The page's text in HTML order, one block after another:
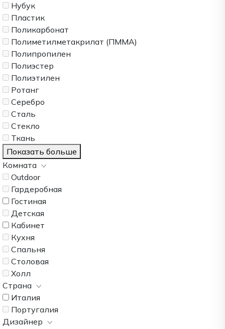
Нубук
Пластик
Поликарбонат
Полиметилметакрилат (ПММА)
Полипропилен
Полиэстер
Полиэтилен
Ротанг
Серебро
Сталь
Стекло
Ткань
Показать больше
Комната
Outdoor
Гардеробная
Гостиная
Детская
Кабинет
Кухня
Спальня
Столовая
Холл
Страна
Италия
Португалия
Дизайнер